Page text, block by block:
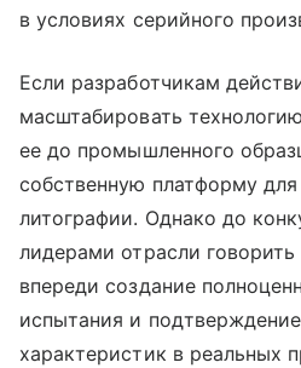
в условиях серийного
Если разработчикам
масштабировать
ее до промышленного
собственную платформу
литографии. Однако до
лидерами отрасли говорить
впереди создание
испытания и
характеристик в реальных